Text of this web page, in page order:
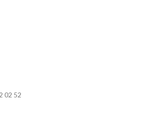
02 52